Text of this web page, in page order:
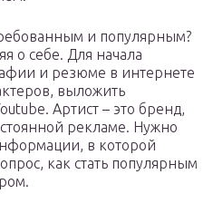
и популярным?
о себе. Для начала
и резюме в интернете
выложить
Артист – это бренд,
рекламе. Нужно
в которой
как стать популярным